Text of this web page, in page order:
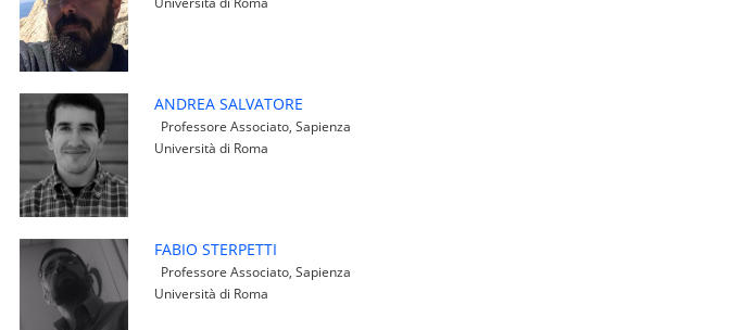
ANDREA SALVATORE
Professore Associato, Sapienza
Università di Roma
FABIO STERPETTI
Professore Associato, Sapienza
Università di Roma